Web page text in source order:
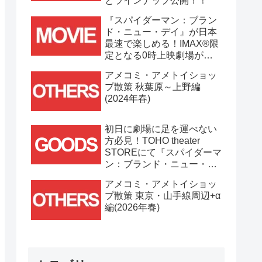
『スパイダーマン：ブラン
ド・ニュー・デイ』が日本
最速で楽しめる！IMAX®限
定となる0時上映劇場が決
アメコミ・アメトイショッ
プ散策 秋葉原～上野編
(2024年春)
初日に劇場に足を運べない
方必見！TOHO theater
STOREにて『スパイダーマ
ン：ブランド・ニュー・デ
7/31(金)11時より開始！！
アメコミ・アメトイショッ
プ散策 東京・山手線周辺+α
編(2026年春)